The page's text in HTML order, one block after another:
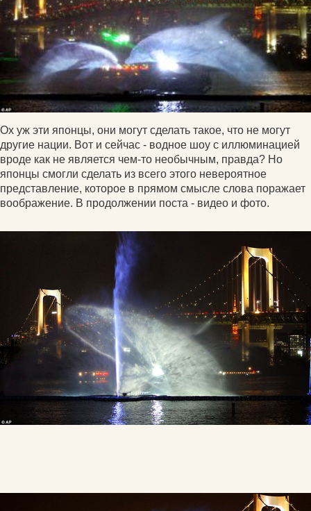
Ох уж эти японцы, они могут сделать такое, что не могут
другие нации. Вот и сейчас - водное шоу с иллюминацией
вроде как не является чем-то необычным, правда? Но
японцы смогли сделать из всего этого невероятное
представление, которое в прямом смысле слова поражает
воображение. В продолжении поста - видео и фото.